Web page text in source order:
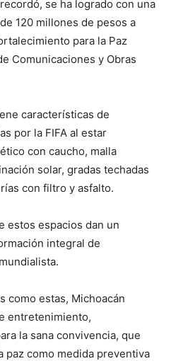
se ha logrado con una
120 millones de pesos a
para la Paz
Comunicaciones y Obras
características de
por la FIFA al estar
con caucho, malla
solar, gradas techadas
con filtro y asfalto.
estos espacios dan un
integral de
como estas, Michoacán
entretenimiento,
la sana convivencia, que
paz como medida preventiva